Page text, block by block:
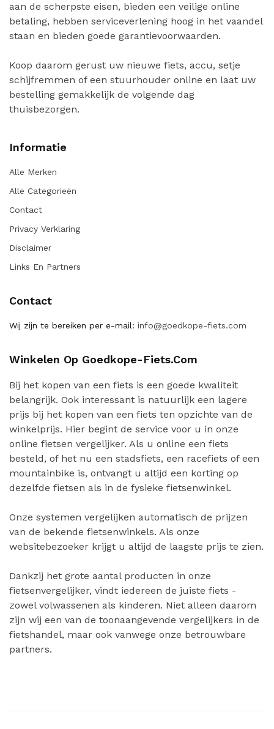
aan de scherpste eisen, bieden een veilige online
betaling, hebben serviceverlening hoog in het vaandel
staan en bieden goede garantievoorwaarden.
Koop daarom gerust uw nieuwe fiets, accu, setje
schijfremmen of een stuurhouder online en laat uw
bestelling gemakkelijk de volgende dag
thuisbezorgen.
Informatie
Alle Merken
Alle Categorieën
Contact
Privacy Verklaring
Disclaimer
Links En Partners
Contact
Wij zijn te bereiken per e-mail: info@goedkope-fiets.com
Winkelen Op Goedkope-Fiets.com
Bij het kopen van een fiets is een goede kwaliteit
belangrijk. Ook interessant is natuurlijk een lagere
prijs bij het kopen van een fiets ten opzichte van de
winkelprijs. Hier begint de service voor u in onze
online fietsen vergelijker. Als u online een fiets
besteld, of het nu een stadsfiets, een racefiets of een
mountainbike is, ontvangt u altijd een korting op
dezelfde fietsen als in de fysieke fietsenwinkel.
Onze systemen vergelijken automatisch de prijzen
van de bekende fietsenwinkels. Als onze
websitebezoeker krijgt u altijd de laagste prijs te zien.
Dankzij het grote aantal producten in onze
fietsenvergelijker, vindt iedereen de juiste fiets -
zowel volwassenen als kinderen. Niet alleen daarom
zijn wij een van de toonaangevende vergelijkers in de
fietshandel, maar ook vanwege onze betrouwbare
partners.